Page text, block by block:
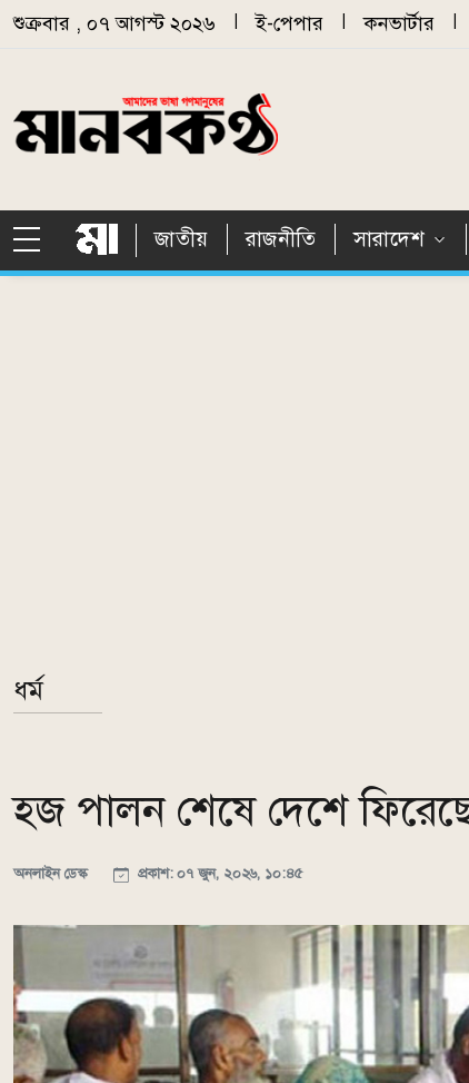
Skip to main content
শুক্রবার , ০৭ আগস্ট ২০২৬ ই-পেপার কনভার্টার
জাতীয় রাজনীতি সারাদেশ
ধর্ম
হজ পালন শেষে দেশে
অনলাইন ডেস্ক প্রকাশ: ০৭ জুন, ২০২৬, ১০:৪৫